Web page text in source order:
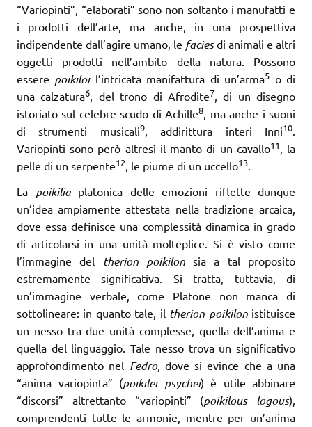
“Variopinti”, “elaborati” sono non soltanto i manufatti e
i prodotti dell’arte, ma anche, in una prospettiva
indipendente dall’agire umano, le faciesdi animali e altri
oggetti prodotti nell’ambito della natura. Possono
essere poikiloi l’intricata manifattura di un’arma5 o di
una calzatura6, del trono di Afrodite7, di un disegno
istoriato sul celebre scudo di Achille8, ma anche i suoni
di strumenti musicali9, addirittura interi Inni10.
Variopinti sono però altresì il manto di un cavallo11, la
pelle di un serpente12, le piume di un uccello13.
La poikilia platonica delle emozioni riflette dunque
un’idea ampiamente attestata nella tradizione arcaica,
dove essa definisce una complessità dinamica in grado
di articolarsi in una unità molteplice. Si è visto come
l’immagine del therion poikilonsia a tal proposito
estremamente significativa. Si tratta, tuttavia, di
un’immagine verbale, come Platone non manca di
sottolineare: in quanto tale, il therion poikilon istituisce
un nesso tra due unità complesse, quella dell’anima e
quella del linguaggio. Tale nesso trova un significativo
approfondimento nel Fedro, dove si evince che a una
“anima variopinta” (poikilei psychei) è utile abbinare
“discorsi” altrettanto “variopinti” (poikilous logous),
comprendenti tutte le armonie, mentre per un’anima